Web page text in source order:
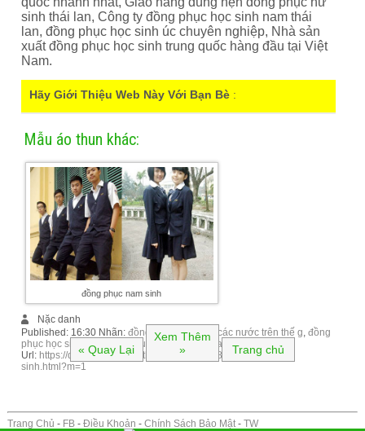
sinh thái lan, Công ty đồng phục học sinh nam thái
lan, đồng phục học sinh úc chuyên nghiệp, Nhà sản
xuất đồng phục học sinh trung quốc hàng đầu tại Việt
Nam.
Hãy Giới Thiệu Web Này Với Bạn Bè:
Mẫu áo thun khác:
đồng phục nam sinh
Nặc danh
Published: 16:30 Nhãn: đồng phục học sinh các nước trên thế g, đồng
phục học sinh mỹ
đồng phục học sinh việt nam
Url: https://dongphuc.lamaothun.com/2017/08/ong-phuc-nam-
sinh.html?m=1
« Quay Lại
Xem Thêm
»
Trang chủ
Trang Chủ - FB- Điều Khoản - Chính Sách Bảo Mật- TW